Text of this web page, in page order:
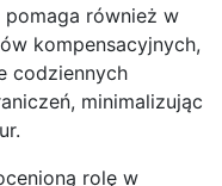
również w
kompensacyjnych,
codziennych
minimalizując
rolę w